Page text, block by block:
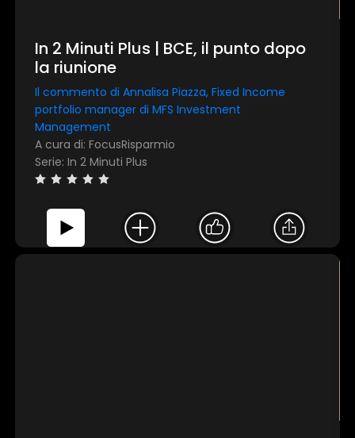
In 2 Minuti Plus | BCE, il punto dopo
la riunione
Il commento di Annalisa Piazza, Fixed Income
portfolio manager di MFS Investment
Management
A cura di: FocusRisparmio
Serie: In 2 Minuti Plus